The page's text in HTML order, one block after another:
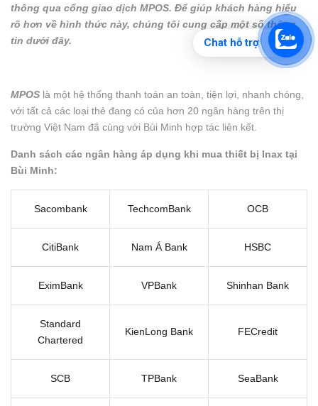
thông qua cổng giao dịch MPOS. Để giúp khách hàng hiểu
rõ hơn về hình thức này, chúng tôi cung cấp một số thông
tin dưới đây.
MPOS là một hệ thống thanh toán an toàn, tiện lợi, nhanh chóng,
với tất cả các loại thẻ đang có của hơn 20 ngân hàng trên thị
trường Việt Nam đã cùng với Bùi Minh hợp tác liên kết.
Danh sách các ngân hàng áp dụng khi mua thiết bị Inax tại
Bùi Minh:
Sacombank TechcomBank OCB
CitiBank Nam Á Bank HSBC
EximBank VPBank Shinhan Bank
Standard
Chartered
KienLong Bank FECredit
SCB TPBank SeaBank
Chat hỗ trợ